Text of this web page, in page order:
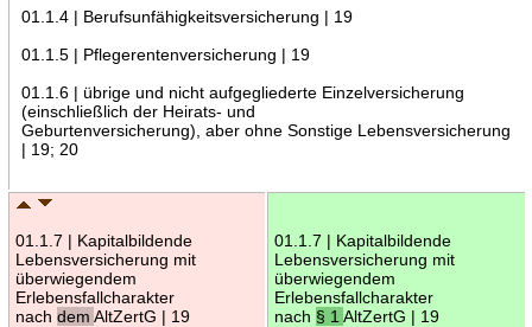
01.1.4 | Berufsunfähigkeitsversicherung | 19
01.1.5 | Pflegerentenversicherung | 19
01.1.6 | übrige und nicht aufgegliederte Einzelversicherung
(einschließlich der Heirats- und
Geburtenversicherung), aber ohne Sonstige Lebensversicherung
| 19; 20
01.1.7 | Kapitalbildende
Lebensversicherung mit
überwiegendem
Erlebensfallcharakter
nach dem AltZertG | 19
01.1.7 | Kapitalbildende
Lebensversicherung mit
überwiegendem
Erlebensfallcharakter
nach § 1 AltZertG | 19